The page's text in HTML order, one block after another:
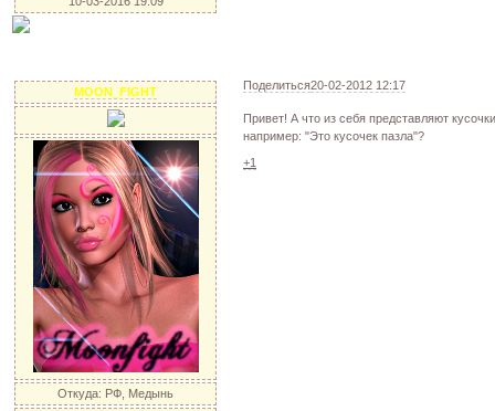
Поделиться20-02-2012 12:17
MOON_FIGHT
Откуда: РФ, Медынь
Привет! А что из себя представляют
например: "Это кусочек пазла"?
+1